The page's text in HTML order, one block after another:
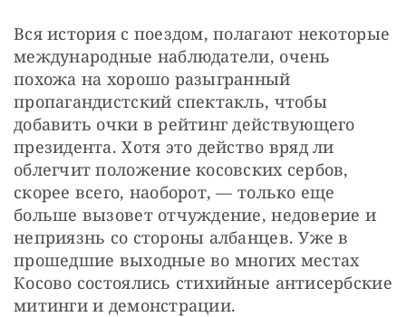
Вся история с поездом, полагают некоторые
международные наблюдатели, очень
похожа на хорошо разыгранный
пропагандистский спектакль, чтобы
добавить очки в рейтинг действующего
президента. Хотя это действо вряд ли
облегчит положение косовских сербов,
скорее всего, наоборот, — только еще
больше вызовет отчуждение, недоверие и
неприязнь со стороны албанцев. Уже в
прошедшие выходные во многих местах
Косово состоялись стихийные антисербские
митинги и демонстрации.